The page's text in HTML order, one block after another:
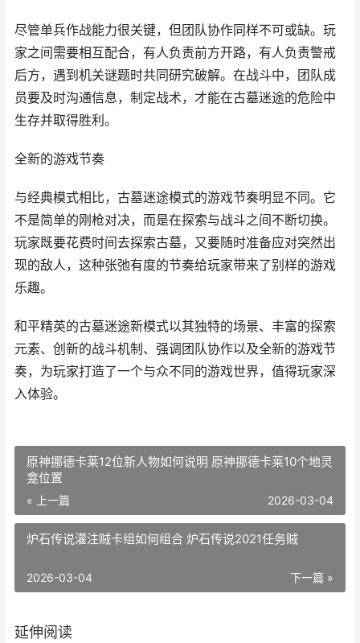
尽管单兵作战能力很关键，但团队协作同样不可或缺。玩
家之间需要相互配合，有人负责前方开路，有人负责警戒
后方，遇到机关谜题时共同研究破解。在战斗中，团队成
员要及时沟通信息，制定战术，才能在古墓迷途的危险中
生存并取得胜利。
全新的游戏节奏
与经典模式相比，古墓迷途模式的游戏节奏明显不同。它
不是简单的刚枪对决，而是在探索与战斗之间不断切换。
玩家既要花费时间去探索古墓，又要随时准备应对突然出
现的敌人，这种张弛有度的节奏给玩家带来了别样的游戏
乐趣。
和平精英的古墓迷途新模式以其独特的场景、丰富的探索
元素、创新的战斗机制、强调团队协作以及全新的游戏节
奏，为玩家打造了一个与众不同的游戏世界，值得玩家深
入体验。
原神挪德卡莱12位新人物如何说明 原神挪德卡莱10个地灵
龛位置
« 上一篇 2026-03-04
炉石传说灌注贼卡组如何组合 炉石传说2021任务贼
下一篇 »
2026-03-04
延伸阅读